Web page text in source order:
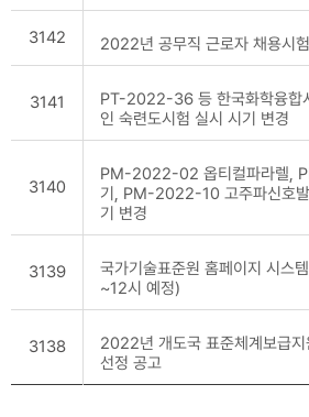
3142 2022년 공무직 근로자 채용시
3141
PT-2022-36 등 한국화학융합
인 숙련도시험 실시 시기 변경
3140
PM-2022-02 옵티컬파라렐,
기, PM-2022-10 고주파신호발
기 변경
3139
국가기술표준원 홈페이지 시스
~12시 예정)
3138
2022년 개도국 표준체계보급
선정 공고